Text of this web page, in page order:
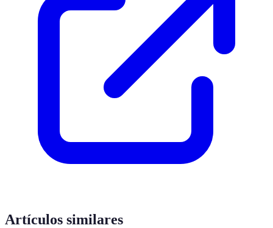
Artículos similares